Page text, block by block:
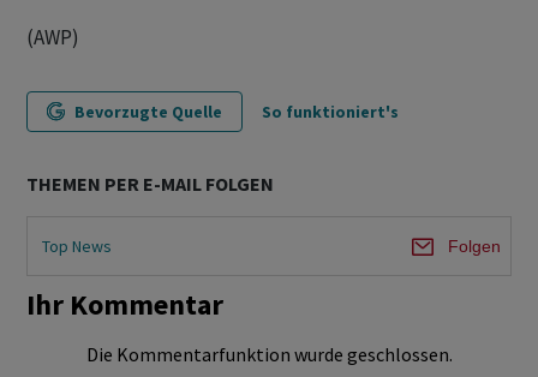
(AWP)
Bevorzugte Quelle So funktioniert's
THEMEN PER E-MAIL FOLGEN
Top News Folgen
Ihr Kommentar
Die Kommentarfunktion wurde geschlossen.